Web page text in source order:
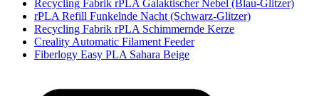
Recycling Fabrik rPLA Galaktischer Nebel (Blau-Glitzer)
rPLA Refill Funkelnde Nacht (Schwarz-Glitzer)
Recycling Fabrik rPLA Schimmernde Kerze
Creality Automatic Filament Feeder
Fiberlogy Easy PLA Sahara Beige